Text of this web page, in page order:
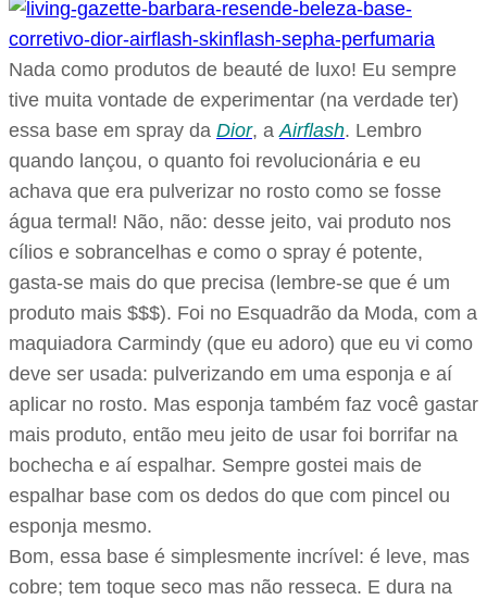
Nada como produtos de beauté de luxo! Eu sempre
tive muita vontade de experimentar (na verdade ter)
essa base em spray da Dior, a Airflash. Lembro
quando lançou, o quanto foi revolucionária e eu
achava que era pulverizar no rosto como se fosse
água termal! Não, não: desse jeito, vai produto nos
cílios e sobrancelhas e como o spray é potente,
gasta-se mais do que precisa (lembre-se que é um
produto mais $$$). Foi no Esquadrão da Moda, com a
maquiadora Carmindy (que eu adoro) que eu vi como
deve ser usada: pulverizando em uma esponja e aí
aplicar no rosto. Mas esponja também faz você gastar
mais produto, então meu jeito de usar foi borrifar na
bochecha e aí espalhar. Sempre gostei mais de
espalhar base com os dedos do que com pincel ou
esponja mesmo.
Bom, essa base é simplesmente incrível: é leve, mas
cobre; tem toque seco mas não resseca. E dura na